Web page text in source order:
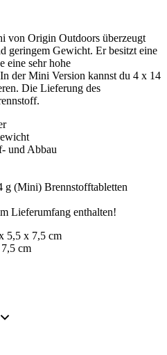
von Origin Outdoors überzeugt
geringem Gewicht. Er besitzt eine
eine sehr hohe
der Mini Version kannst du 4 x 14
Die Lieferung des
und Abbau
g (Mini) Brennstofftabletten
Lieferumfang enthalten!
5,5 x 7,5 cm
cm